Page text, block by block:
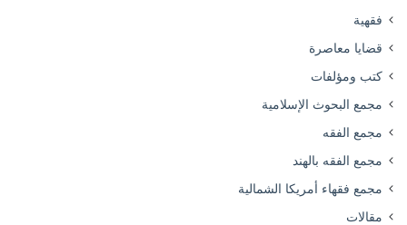
فقهية
قضايا معاصرة
كتب ومؤلفات
مجمع البحوث الإسلامية
مجمع الفقه
مجمع الفقه بالهند
مجمع فقهاء أمريكا الشمالية
مقالات